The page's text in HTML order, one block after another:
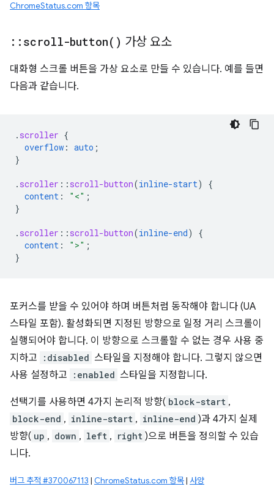
ChromeStatus.com 항목
:: scroll-button( ) 가상 요소
대화형 스크롤 버튼을 가상 요소로 만들 수 있습니다. 예를 들면
다음과 같습니다.
. scroller {
overflow : auto ;
}
. scroller :: scroll-button(inline-start)
{
content : "<" ;
}
. scroller :: scroll-button(inline-end)
{
content : ">" ;
}
포커스를 받을 수 있어야 하며 버튼처럼 동작해야 합니다 (UA
스타일 포함). 활성화되면 지정된 방향으로 일정 거리 스크롤이
실행되어야 합니다. 이 방향으로 스크롤할 수 없는 경우 사용 중
지하고
:disabled 스타일을 지정해야 합니다. 그렇지 않으면
사용 설정하고
:enabled 스타일을 지정합니다.
선택기를 사용하면 4가지 논리적 방향( block-start ,
block-end , inline-start , inline-end )과 4가지 실제
방향( up , down , left , right )으로 버튼을 정의할 수 있습
니다.
버그 추적 #370067113 | ChromeStatus.com 항목| 사양